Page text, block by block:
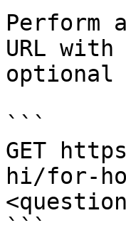
Perform
URL
optional
```
GET
hi/for-
```